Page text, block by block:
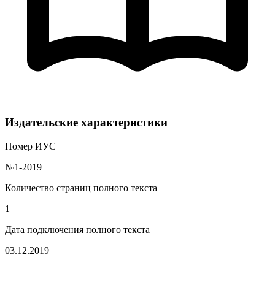
Издательские характеристики
Номер ИУС
№1-2019
Количество страниц полного текста
1
Дата подключения полного текста
03.12.2019